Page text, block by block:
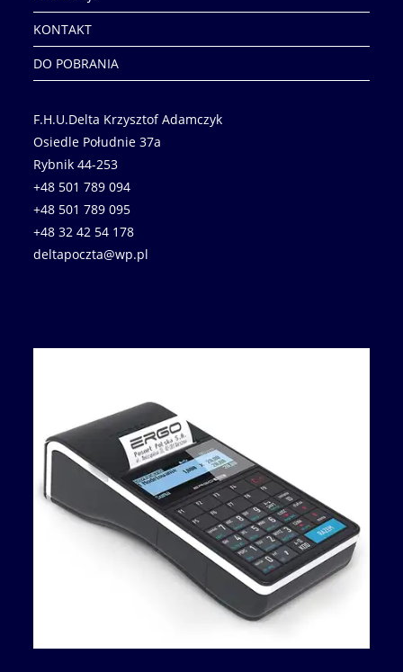
KONTAKT
DO POBRANIA
F.H.U.Delta Krzysztof Adamczyk
Osiedle Południe 37a
Rybnik 44-253
+48 501 789 094
+48 501 789 095
+48 32 42 54 178
deltapoczta@wp.pl